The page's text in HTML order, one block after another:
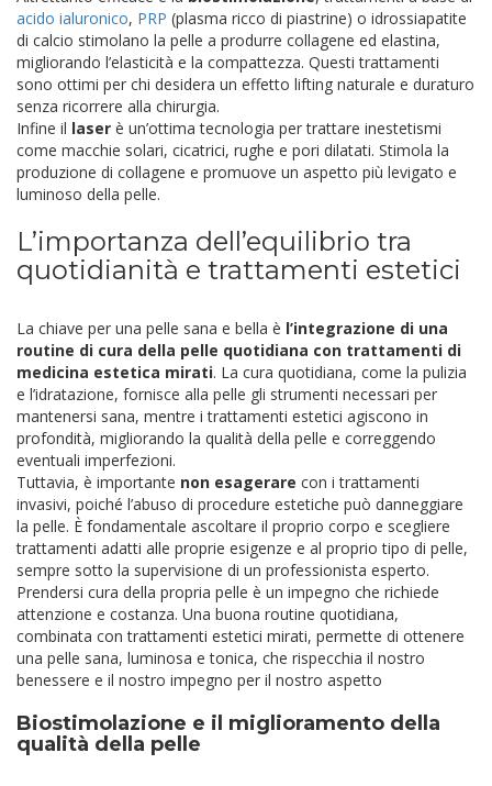
acido ialuronico, PRP (plasma ricco di piastrine) o idrossiapatite
di calcio stimolano la pelle a produrre collagene ed elastina,
migliorando l’elasticità e la compattezza. Questi trattamenti
sono ottimi per chi desidera un effetto lifting naturale e duraturo
senza ricorrere alla chirurgia.
Infine il laser è un’ottima tecnologia per trattare inestetismi
come macchie solari, cicatrici, rughe e pori dilatati. Stimola la
produzione di collagene e promuove un aspetto più levigato e
luminoso della pelle.
L’importanza dell’equilibrio tra
quotidianità e trattamenti estetici
La chiave per una pelle sana e bella è l’integrazione di una
routine di cura della pelle quotidiana con trattamenti di
medicina estetica mirati. La cura quotidiana, come la pulizia
e l’idratazione, fornisce alla pelle gli strumenti necessari per
mantenersi sana, mentre i trattamenti estetici agiscono in
profondità, migliorando la qualità della pelle e correggendo
eventuali imperfezioni.
Tuttavia, è importante non esagerare con i trattamenti
invasivi, poiché l’abuso di procedure estetiche può danneggiare
la pelle. È fondamentale ascoltare il proprio corpo e scegliere
trattamenti adatti alle proprie esigenze e al proprio tipo di pelle,
sempre sotto la supervisione di un professionista esperto.
Prendersi cura della propria pelle è un impegno che richiede
attenzione e costanza. Una buona routine quotidiana,
combinata con trattamenti estetici mirati, permette di ottenere
una pelle sana, luminosa e tonica, che rispecchia il nostro
benessere e il nostro impegno per il nostro aspetto
Biostimolazione e il miglioramento della
qualità della pelle